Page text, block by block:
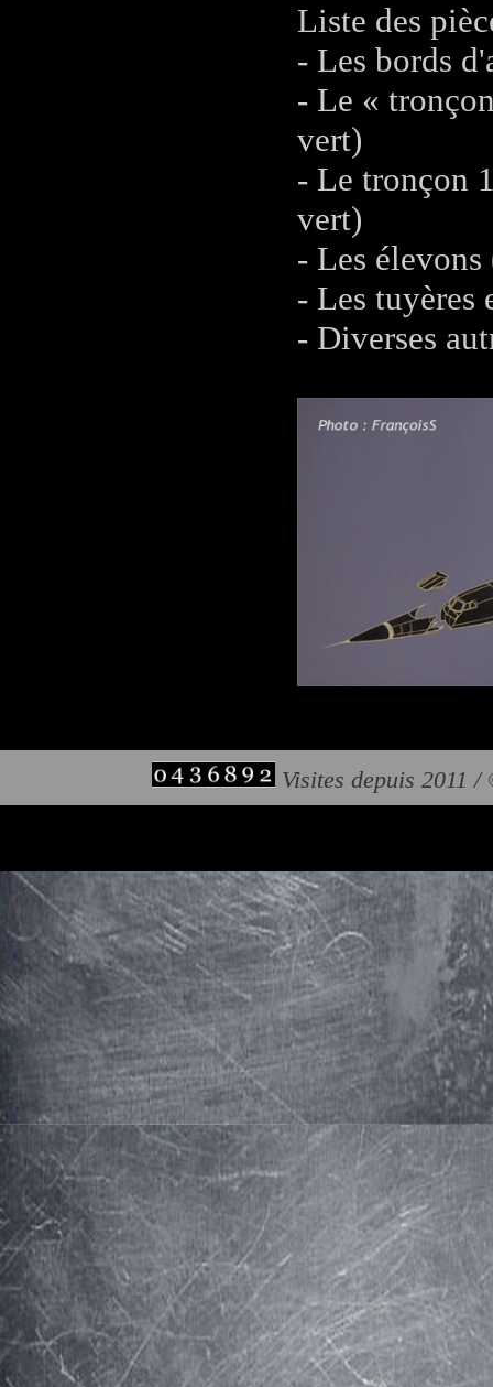
Liste des
- Les bords
- Le «
vert)
- Le tronçon
vert)
- Les
- Les tuyères
- Diverses
Visites depuis 2011